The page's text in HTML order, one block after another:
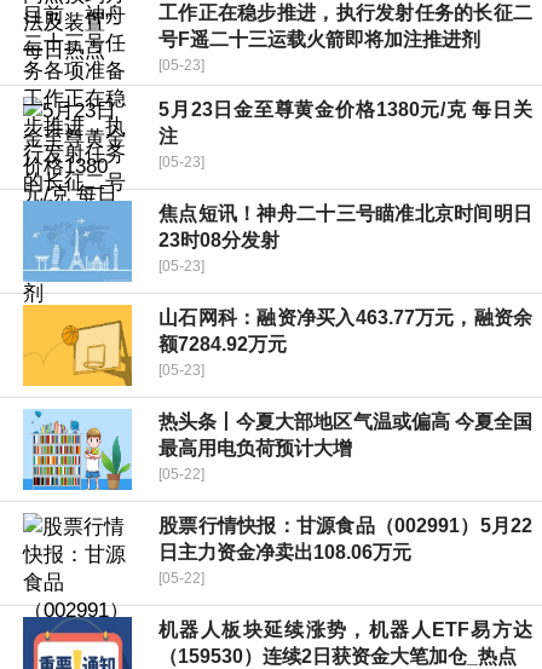
工作正在稳步推进，执行发射任务的长征二
号F遥二十三运载火箭即将加注推进剂
[05-23]
5月23日金至尊黄金价格1380元/克 每日关
注
[05-23]
焦点短讯！神舟二十三号瞄准北京时间明日
23时08分发射
[05-23]
山石网科：融资净买入463.77万元，融资余
额7284.92万元
[05-23]
热头条丨今夏大部地区气温或偏高 今夏全国
最高用电负荷预计大增
[05-22]
股票行情快报：甘源食品（002991）5月22
日主力资金净卖出108.06万元
[05-22]
机器人板块延续涨势，机器人ETF易方达
（159530）连续2日获资金大笔加仓_热点